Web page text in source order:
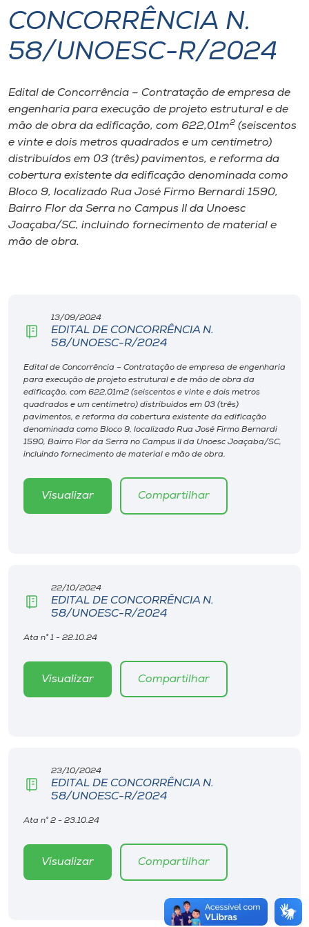
I.nova
Cultura
CPA
Biblioteca
Editora
Store
Selecione
o idioma
CONCORRÊNCIA N.
58/UNOESC-R/2024
Edital de Concorrência – Contratação de empresa de
engenharia para execução de projeto estrutural e de
mão de obra da edificação, com 622,01m2 (seiscentos
e vinte e dois metros quadrados e um centímetro)
distribuídos em 03 (três) pavimentos, e reforma da
cobertura existente da edificação denominada como
Bloco 9, localizado Rua José Firmo Bernardi 1590,
Bairro Flor da Serra no Campus II da Unoesc
Joaçaba/SC, incluindo fornecimento de material e
mão de obra.
13/09/2024
EDITAL DE CONCORRÊNCIA N.
58/UNOESC-R/2024
Edital de Concorrência – Contratação de empresa de engenharia
para execução de projeto estrutural e de mão de obra da
edificação, com 622,01m2 (seiscentos e vinte e dois metros
quadrados e um centímetro) distribuídos em 03 (três)
pavimentos, e reforma da cobertura existente da edificação
denominada como Bloco 9, localizado Rua José Firmo Bernardi
1590, Bairro Flor da Serra no Campus II da Unoesc Joaçaba/SC,
incluindo fornecimento de material e mão de obra.
Visualizar Compartilhar
22/10/2024
EDITAL DE CONCORRÊNCIA N.
58/UNOESC-R/2024
Ata n° 1 - 22.10.24
Visualizar Compartilhar
23/10/2024
EDITAL DE CONCORRÊNCIA N.
58/UNOESC-R/2024
Ata n° 2 - 23.10.24
Visualizar Compartilhar